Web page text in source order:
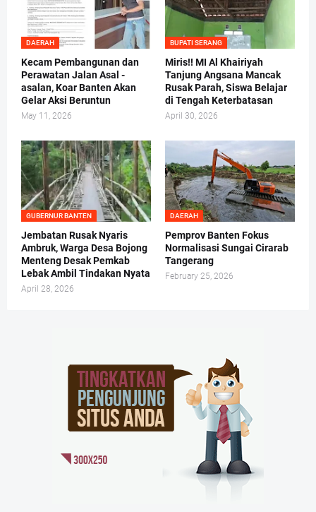
DAERAH
Kecam Pembangunan dan
Perawatan Jalan Asal -
asalan, Koar Banten Akan
Gelar Aksi Beruntun
May 11, 2026
BUPATI SERANG
Miris!! MI Al Khairiyah
Tanjung Angsana Mancak
Rusak Parah, Siswa Belajar
di Tengah Keterbatasan
April 30, 2026
GUBERNUR BANTEN
Jembatan Rusak Nyaris
Ambruk, Warga Desa Bojong
Menteng Desak Pemkab
Lebak Ambil Tindakan Nyata
April 28, 2026
DAERAH
Pemprov Banten Fokus
Normalisasi Sungai Cirarab
Tangerang
February 25, 2026